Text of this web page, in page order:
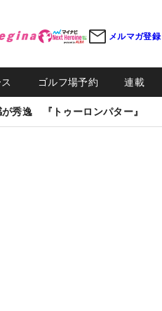
メルマガ登録
ゴルフ場予約 連載
秀逸 『トゥーロンパター』